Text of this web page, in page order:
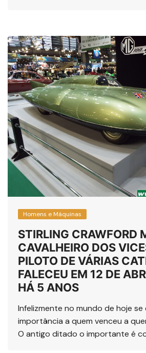
Homens e Máquinas
STIRLING CRAWFORD
CAVALHEIRO DOS
PILOTO DE VÁRIAS
FALECEU EM 12 DE
HÁ 5 ANOS
Infelizmente no mundo de hoje se
importância a quem venceu a
O antigo ditado o importante é